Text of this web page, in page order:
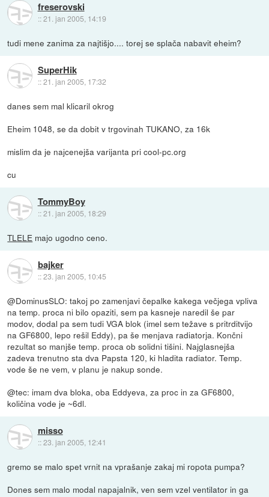
freserovski
::21. jan 2005, 14:19
tudi mene zanima za najtišjo.... torej se splača nabavit eheim?
SuperHik
::21. jan 2005, 17:32
danes sem mal klicaril okrog
Eheim 1048, se da dobit v trgovinah TUKANO, za 16k
mislim da je najcenejša varijanta pri cool-pc.org
cu
TommyBoy
::21. jan 2005, 18:29
TLELE majo ugodno ceno.
bajker
::23. jan 2005, 10:45
@DominusSLO: takoj po zamenjavi čepalke kakega večjega vpliva
na temp. proca ni bilo opaziti, sem pa kasneje naredil še par
modov, dodal pa sem tudi VGA blok (imel sem težave s pritrditvijo
na GF6800, lepo rešil Eddy), pa še menjava radiatorja. Končni
rezultat so manjše temp. proca ob solidni tišini. Najglasnejša
zadeva trenutno sta dva Papsta 120, ki hladita radiator. Temp.
vode še ne vem, v planu je nakup sonde.
@tec: imam dva bloka, oba Eddyeva, za proc in za GF6800,
količina vode je ~6dl.
misso
::23. jan 2005, 12:41
gremo se malo spet vrnit na vprašanje zakaj mi ropota pumpa?
Dones sem malo modal napajalnik, ven sem vzel ventilator in ga